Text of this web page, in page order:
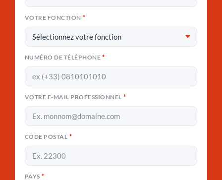
VOTRE FONCTION *
NUMÉRO DE TÉLÉPHONE *
VOTRE E-MAIL PROFESSIONNEL *
CODE POSTAL *
PAYS *